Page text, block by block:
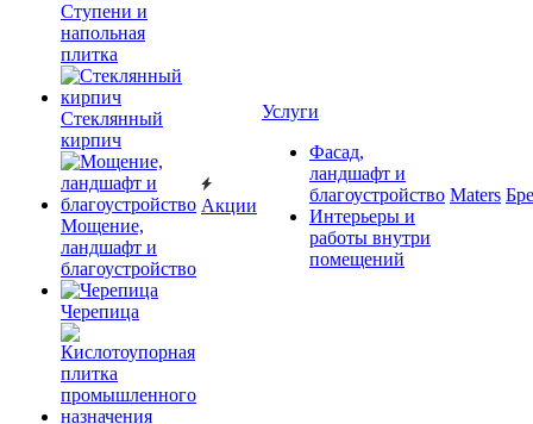
Ступени и
напольная
плитка
Cтеклянный
кирпич
Мощение,
ландшафт и
благоустройство
Черепица
Акции
Услуги
Фасад,
ландшафт и
благоустройство
Интерьеры и
работы внутри
помещений
Maters